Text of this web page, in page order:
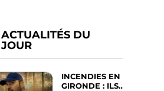
ACTUALITÉS DU
JOUR
INCENDIES EN
GIRONDE : ILS